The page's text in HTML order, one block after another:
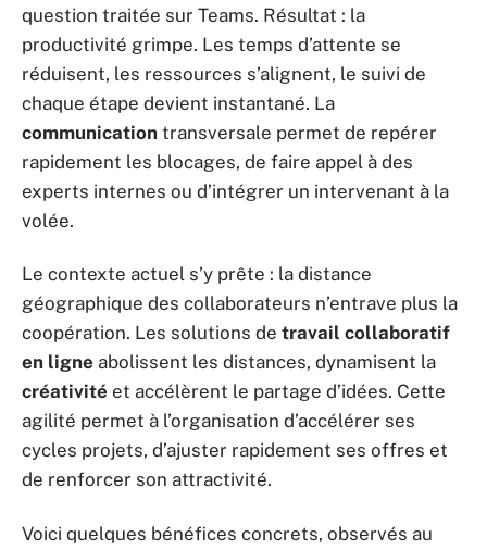
question traitée sur Teams. Résultat : la
productivité grimpe. Les temps d’attente se
réduisent, les ressources s’alignent, le suivi de
chaque étape devient instantané. La
communication transversale permet de repérer
rapidement les blocages, de faire appel à des
experts internes ou d’intégrer un intervenant à la
volée.
Le contexte actuel s’y prête : la distance
géographique des collaborateurs n’entrave plus la
coopération. Les solutions de travail collaboratif
en ligne abolissent les distances, dynamisent la
créativité et accélèrent le partage d’idées. Cette
agilité permet à l’organisation d’accélérer ses
cycles projets, d’ajuster rapidement ses offres et
de renforcer son attractivité.
Voici quelques bénéfices concrets, observés au